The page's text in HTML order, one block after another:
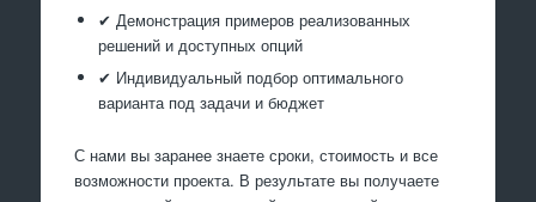
✔ Демонстрация примеров реализованных
решений и доступных опций
✔ Индивидуальный подбор оптимального
варианта под задачи и бюджет
С нами вы заранее знаете сроки, стоимость и все
возможности проекта. В результате вы получаете